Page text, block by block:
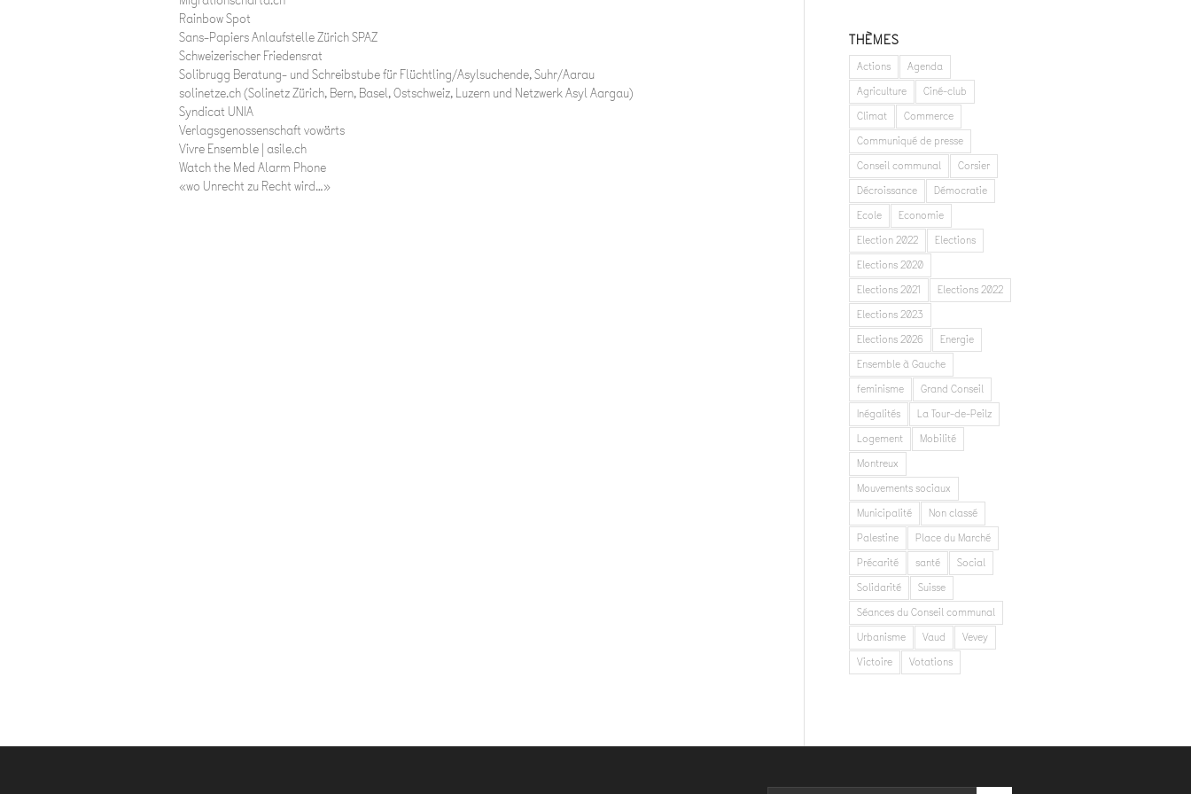
Rainbow Spot
Sans-Papiers Anlaufstelle Zürich SPAZ
Schweizerischer Friedensrat
Solibrugg Beratung- und Schreibstube für Flüchtling/Asylsuchende, Suhr/Aarau
solinetze.ch (Solinetz Zürich, Bern, Basel, Ostschweiz, Luzern und Netzwerk Asyl Aargau)
Syndicat UNIA
Verlagsgenossenschaft vowärts
Vivre Ensemble | asile.ch
Watch the Med Alarm Phone
«wo Unrecht zu Recht wird…»
THÈMES
Actions
Agenda
Agriculture
Ciné-club
Climat
Commerce
Communiqué de presse
Conseil communal
Corsier
Décroissance
Démocratie
Ecole
Economie
Election 2022
Elections
Elections 2020
Elections 2021
Elections 2022
Elections 2023
Elections 2026
Energie
Ensemble à Gauche
feminisme
Grand Conseil
Inégalités
La Tour-de-Peilz
Logement
Mobilité
Montreux
Mouvements sociaux
Municipalité
Non classé
Palestine
Place du Marché
Précarité
santé
Social
Solidarité
Suisse
Séances du Conseil communal
Urbanisme
Vaud
Vevey
Victoire
Votations